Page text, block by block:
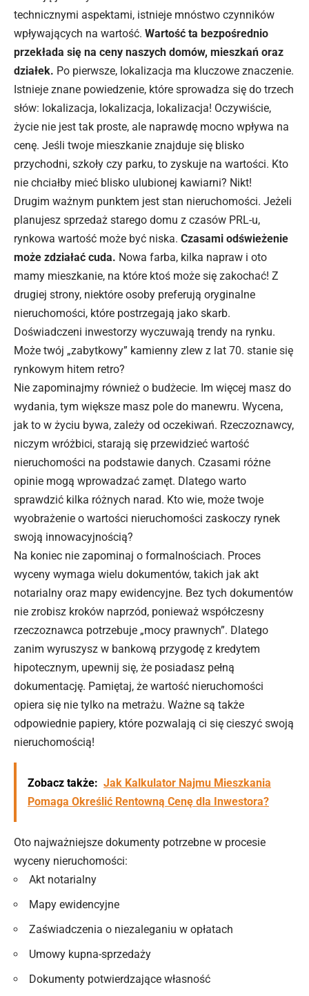
technicznymi aspektami, istnieje mnóstwo czynników
wpływających na wartość. Wartość ta bezpośrednio
przekłada się na ceny naszych domów, mieszkań oraz
działek. Po pierwsze, lokalizacja ma kluczowe znaczenie.
Istnieje znane powiedzenie, które sprowadza się do trzech
słów: lokalizacja, lokalizacja, lokalizacja! Oczywiście,
życie nie jest tak proste, ale naprawdę mocno wpływa na
cenę. Jeśli twoje mieszkanie znajduje się blisko
przychodni, szkoły czy parku, to zyskuje na wartości. Kto
nie chciałby mieć blisko ulubionej kawiarni? Nikt!
Drugim ważnym punktem jest stan nieruchomości. Jeżeli
planujesz sprzedaż starego domu z czasów PRL-u,
rynkowa wartość może być niska. Czasami odświeżenie
może zdziałać cuda. Nowa farba, kilka napraw i oto
mamy mieszkanie, na które ktoś może się zakochać! Z
drugiej strony, niektóre osoby preferują oryginalne
nieruchomości, które postrzegają jako skarb.
Doświadczeni inwestorzy wyczuwają trendy na rynku.
Może twój „zabytkowy” kamienny zlew z lat 70. stanie się
rynkowym hitem retro?
Nie zapominajmy również o budżecie. Im więcej masz do
wydania, tym większe masz pole do manewru. Wycena,
jak to w życiu bywa, zależy od oczekiwań. Rzeczoznawcy,
niczym wróżbici, starają się przewidzieć wartość
nieruchomości na podstawie danych. Czasami różne
opinie mogą wprowadzać zamęt. Dlatego warto
sprawdzić kilka różnych narad. Kto wie, może twoje
wyobrażenie o wartości nieruchomości zaskoczy rynek
swoją innowacyjnością?
Na koniec nie zapominaj o formalnościach. Proces
wyceny wymaga wielu dokumentów, takich jak akt
notarialny oraz mapy ewidencyjne. Bez tych dokumentów
nie zrobisz kroków naprzód, ponieważ współczesny
rzeczoznawca potrzebuje „mocy prawnych”. Dlatego
zanim wyruszysz w bankową przygodę z kredytem
hipotecznym, upewnij się, że posiadasz pełną
dokumentację. Pamiętaj, że wartość nieruchomości
opiera się nie tylko na metrażu. Ważne są także
odpowiednie papiery, które pozwalają ci się cieszyć swoją
nieruchomością!
Zobacz także: Jak Kalkulator Najmu Mieszkania
Pomaga Określić Rentowną Cenę dla Inwestora?
Oto najważniejsze dokumenty potrzebne w procesie
wyceny nieruchomości:
Akt notarialny
Mapy ewidencyjne
Zaświadczenia o niezaleganiu w opłatach
Umowy kupna-sprzedaży
Dokumenty potwierdzające własność